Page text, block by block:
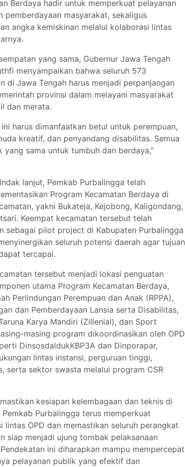
Berdaya hadir untuk memperkuat pelayanan
pemberdayaan masyarakat, sekaligus
angka kemiskinan melalui kolaborasi lintas
yang sama, Gubernur Jawa Tengah
menyampaikan bahwa seluruh 573
di Jawa Tengah harus menjadi perpanjangan
provinsi dalam melayani masyarakat
dan merata.
ini harus dimanfaatkan betul untuk perempuan,
kreatif, dan penyandang disabilitas. Semua
yang sama untuk tumbuh dan berdaya,”
lanjut, Pemkab Purbalingga telah
Program Kecamatan Berdaya di
yakni Bukateja, Kejobong, Kaligondang,
Keempat kecamatan tersebut telah
sebagai pilot project di Kabupaten Purbalingga
seluruh potensi daerah agar tujuan
tercapai.
tersebut menjadi lokasi penguatan
utama Program Kecamatan Berdaya,
Perlindungan Perempuan dan Anak (RPPA),
dan Pemberdayaan Lansia serta Disabilitas,
Karya Mandiri (Zillenial), dan Sport
masing program dikoordinasikan oleh OPD
DinsosdaldukKBP3A dan Dinporapar,
lintas instansi, perguruan tinggi,
serta sektor swasta melalui program CSR
kesiapan kelembagaan dan teknis di
Pemkab Purbalingga terus memperkuat
lintas OPD dan memastikan seluruh perangkat
siap menjadi ujung tombak pelaksanaan
ini diharapkan mampu mempercepat
pelayanan publik yang efektif dan